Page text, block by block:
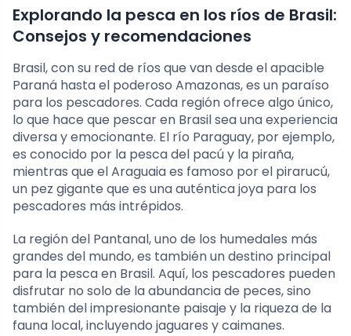
Explorando la pesca en los ríos de Brasil:
Consejos y recomendaciones
Brasil, con su red de ríos que van desde el apacible
Paraná hasta el poderoso Amazonas, es un paraíso
para los pescadores. Cada región ofrece algo único,
lo que hace que pescar en Brasil sea una experiencia
diversa y emocionante. El río Paraguay, por ejemplo,
es conocido por la pesca del pacú y la piraña,
mientras que el Araguaia es famoso por el pirarucú,
un pez gigante que es una auténtica joya para los
pescadores más intrépidos.
La región del Pantanal, uno de los humedales más
grandes del mundo, es también un destino principal
para la pesca en Brasil. Aquí, los pescadores pueden
disfrutar no solo de la abundancia de peces, sino
también del impresionante paisaje y la riqueza de la
fauna local, incluyendo jaguares y caimanes.